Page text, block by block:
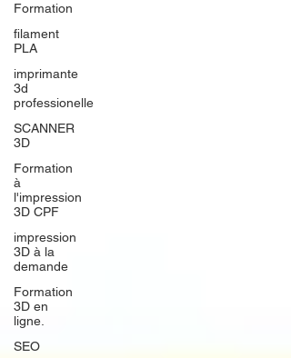
Formation
filament
PLA
imprimante
3d
professionelle
SCANNER
3D
Formation
à
l'impression
3D CPF
impression
3D à la
demande
Formation
3D en
ligne.
SEO